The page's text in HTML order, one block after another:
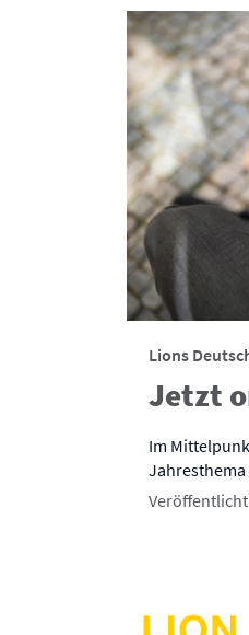
Lions
Jetzt
Im
Jahresthema